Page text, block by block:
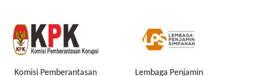
Lembaga Penjamin
Perindustrian RI